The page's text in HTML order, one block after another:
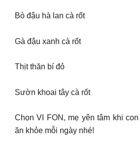
Bò đậu hà lan cà rốt
Gà đậu xanh cà rốt
Thịt thăn bí đỏ
Sườn khoai tây cà rốt
Chọn VI FON, mẹ yên tâm khi
ăn khỏe mỗi ngày nhé!